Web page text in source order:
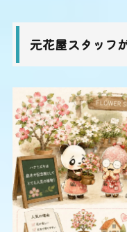
元花屋スタッフ